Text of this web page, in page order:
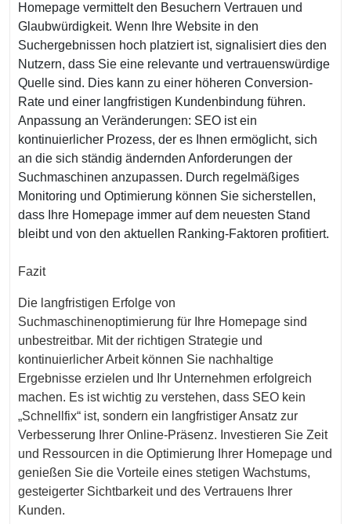
Homepage vermittelt den Besuchern Vertrauen und
Glaubwürdigkeit. Wenn Ihre Website in den
Suchergebnissen hoch platziert ist, signalisiert dies den
Nutzern, dass Sie eine relevante und vertrauenswürdige
Quelle sind. Dies kann zu einer höheren Conversion-
Rate und einer langfristigen Kundenbindung führen.
Anpassung an Veränderungen: SEO ist ein
kontinuierlicher Prozess, der es Ihnen ermöglicht, sich
an die sich ständig ändernden Anforderungen der
Suchmaschinen anzupassen. Durch regelmäßiges
Monitoring und Optimierung können Sie sicherstellen,
dass Ihre Homepage immer auf dem neuesten Stand
bleibt und von den aktuellen Ranking-Faktoren profitiert.
Fazit
Die langfristigen Erfolge von
Suchmaschinenoptimierung für Ihre Homepage sind
unbestreitbar. Mit der richtigen Strategie und
kontinuierlicher Arbeit können Sie nachhaltige
Ergebnisse erzielen und Ihr Unternehmen erfolgreich
machen. Es ist wichtig zu verstehen, dass SEO kein
„Schnellfix“ ist, sondern ein langfristiger Ansatz zur
Verbesserung Ihrer Online-Präsenz. Investieren Sie Zeit
und Ressourcen in die Optimierung Ihrer Homepage und
genießen Sie die Vorteile eines stetigen Wachstums,
gesteigerter Sichtbarkeit und des Vertrauens Ihrer
Kunden.